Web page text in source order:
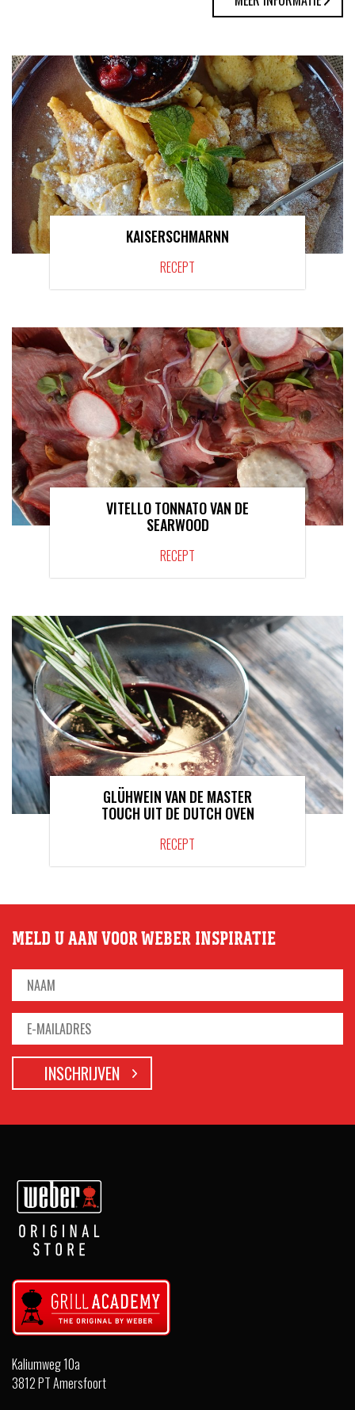
KAISERSCHMARNN
RECEPT
VITELLO TONNATO VAN DE
SEARWOOD
RECEPT
GLÜHWEIN VAN DE MASTER
TOUCH UIT DE DUTCH OVEN
RECEPT
MELD U AAN VOOR WEBER INSPIRATIE
Kaliumweg 10a
3812 PT Amersfoort